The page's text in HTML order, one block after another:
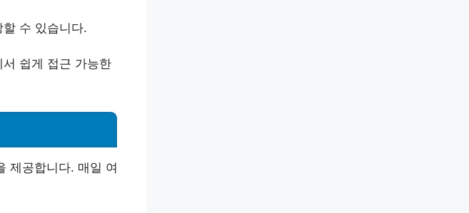
수 있습니다.
쉽게 접근 가능한
제공합니다. 매일 여